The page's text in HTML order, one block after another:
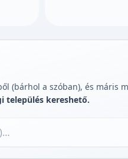
(bárhol a szóban), és máris
település kereshető.